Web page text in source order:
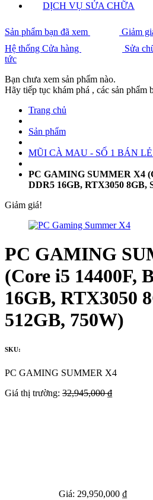
DỊCH VỤ SỬA CHỮA
Sản phẩm bạn đã xem
Giảm
Hệ thống Cửa hàng
Sửa
tức
Bạn chưa xem sản phẩm nào.
Hãy tiếp tục khám phá , các sản phẩm
Trang chủ
Sản phẩm
MŨI CÀ MAU - SỐ 1 BÁN
PC GAMING SUMMER X4
DDR5 16GB, RTX3050 8GB,
Giảm giá!
PC GAMING
(Core i5 14400F,
16GB, RTX3050
512GB, 750W)
SKU:
PC GAMING SUMMER X4
Giá thị trường: 32,945,000 ₫
Giá: 29,950,000 ₫